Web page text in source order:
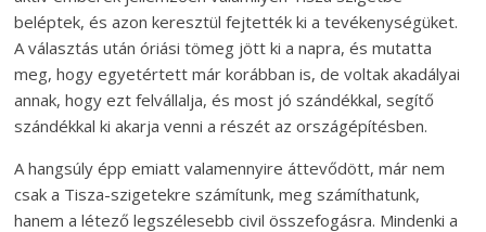
beléptek, és azon keresztül fejtették ki a tevékenységüket.
A választás után óriási tömeg jött ki a napra, és mutatta
meg, hogy egyetértett már korábban is, de voltak akadályai
annak, hogy ezt felvállalja, és most jó szándékkal, segítő
szándékkal ki akarja venni a részét az országépítésben.
A hangsúly épp emiatt valamennyire áttevődött, már nem
csak a Tisza-szigetekre számítunk, meg számíthatunk,
hanem a létező legszélesebb civil összefogásra. Mindenki a